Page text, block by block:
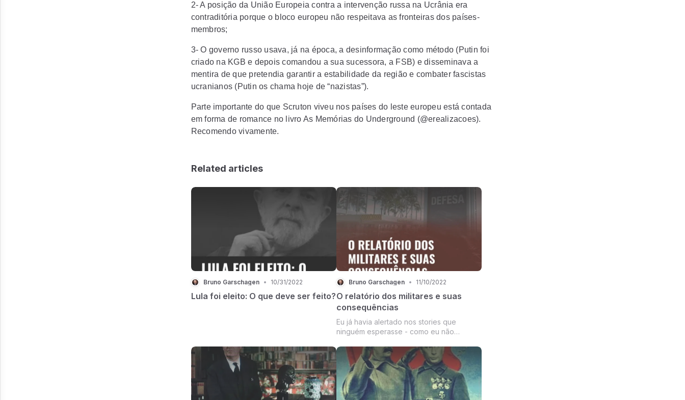
2- A posição da União Europeia contra a intervenção russa na Ucrânia era
contraditória porque o bloco europeu não respeitava as fronteiras dos países-
membros;
3- O governo russo usava, já na época, a desinformação como método (Putin foi
criado na KGB e depois comandou a sua sucessora, a FSB) e disseminava a
mentira de que pretendia garantir a estabilidade da região e combater fascistas
ucranianos (Putin os chama hoje de “nazistas”).
Parte importante do que Scruton viveu nos países do leste europeu está contada
em forma de romance no livro As Memórias do Underground (@erealizacoes).
Recomendo vivamente.
Related articles
Bruno Garschagen • 10/31/2022
Lula foi eleito: O que deve ser feito?
Bruno Garschagen • 11/10/2022
O relatório dos militares e suas
consequências
Eu já havia alertado nos stories que
ninguém esperasse - como eu não
Ministério da Defesa ao TSE apresentasse
provas que permitissem contestar o
resultado da eleição.